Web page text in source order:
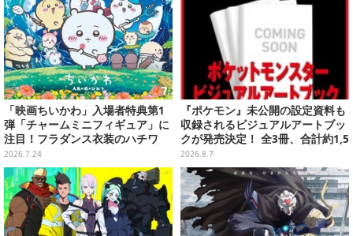
「映画ちいかわ」入場者特典第1
弾「チャームミニフィギュア」に
注目！フラダンス衣装のハチワ
レ、うさぎら全8種類
2026.7.24
『ポケモン』未公開の設定資料も
収録されるビジュアルアートブッ
クが発売決定！ 全3冊、合計約1,5
00ページの大ボリュームでシリー
ズ30年を振り返る
2026.8.7